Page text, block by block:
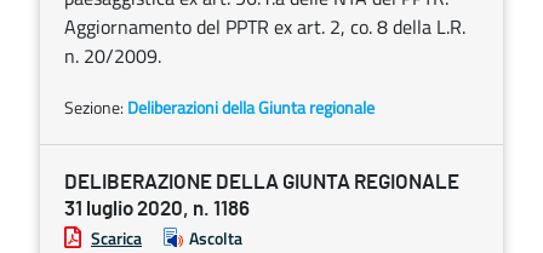
Aggiornamento del PPTR ex art. 2, co. 8 della L.R.
n. 20/2009.
Sezione: Deliberazioni della Giunta regionale
DELIBERAZIONE DELLA GIUNTA REGIONALE
31 luglio 2020, n. 1186
Scarica Ascolta